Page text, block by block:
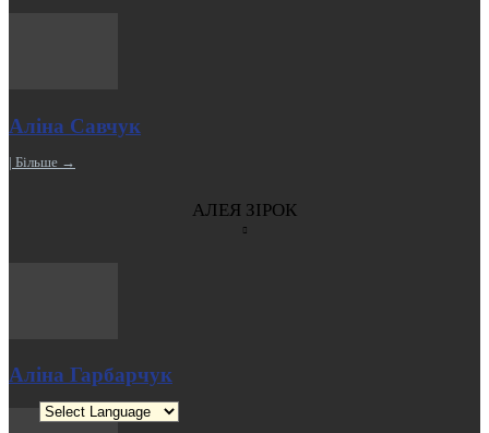
Аліна Савчук
| Більше →
АЛЕЯ ЗІРОК
Аліна Гарбарчук